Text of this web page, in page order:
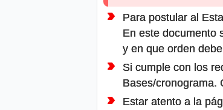
Para postular al
En este documento
y en que orden
Si cumple con los
Bases/cronograma.
Estar atento a la